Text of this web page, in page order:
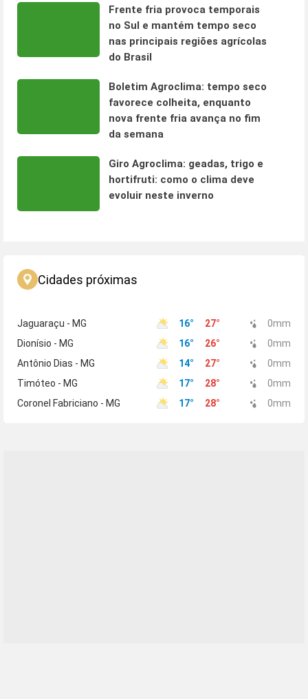
Frente fria provoca temporais
no Sul e mantém tempo seco
nas principais regiões agrícolas
do Brasil
Boletim Agroclima: tempo seco
favorece colheita, enquanto
nova frente fria avança no fim
da semana
Giro Agroclima: geadas, trigo e
hortifruti: como o clima deve
evoluir neste inverno
Cidades próximas
Jaguaraçu - MG 16° 27° 0mm
Dionísio - MG
16° 26° 0mm
Antônio Dias - MG
14° 27° 0mm
Timóteo - MG
17° 28° 0mm
Coronel Fabriciano - MG
17° 28° 0mm